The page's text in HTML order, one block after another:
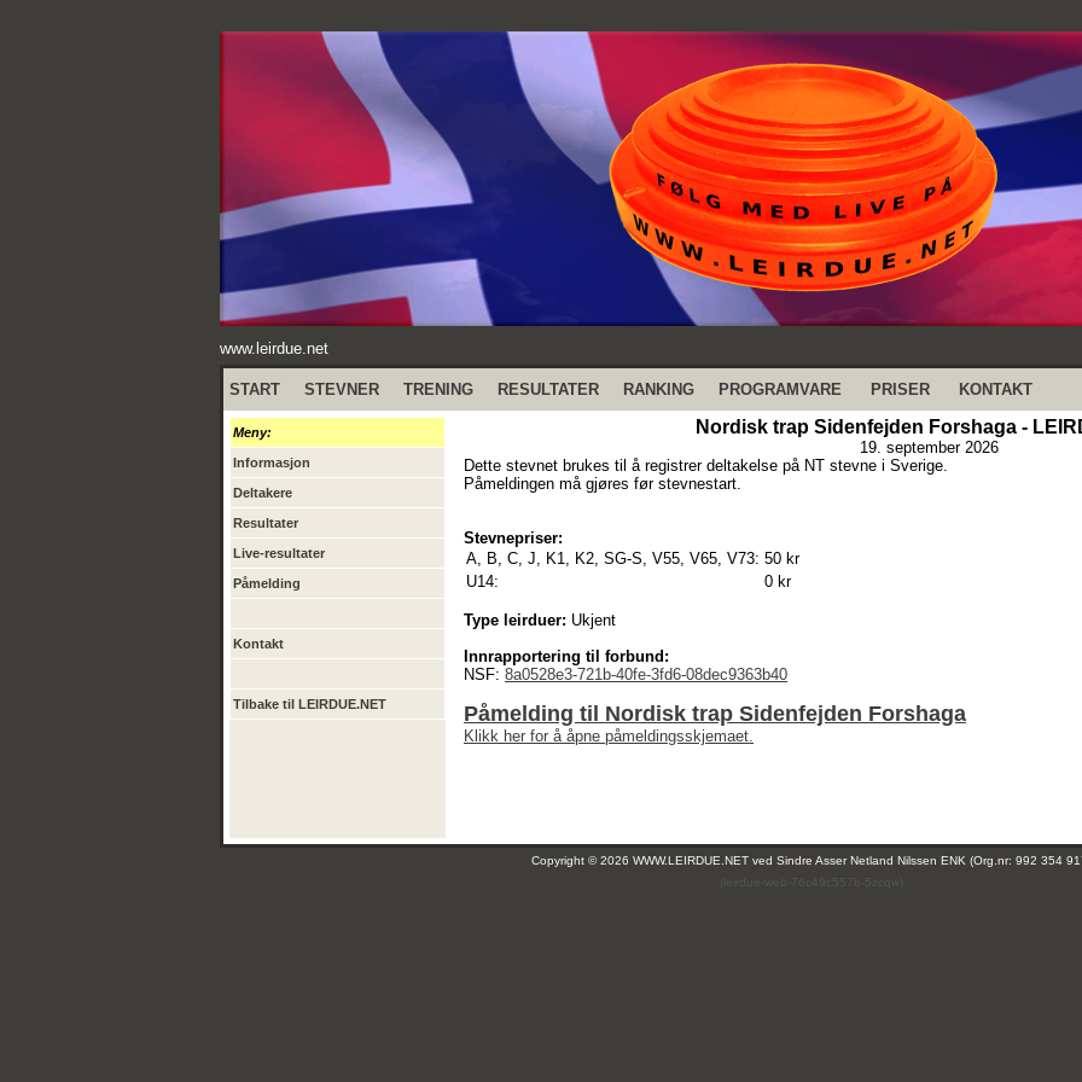
www.leirdue.net
START STEVNER TRENING RESULTATER RANKING PROGRAMVARE PRISER KONTAKT
Meny:
Informasjon
Deltakere
Resultater
Live-resultater
Påmelding
Kontakt
Tilbake til LEIRDUE.NET
Nordisk trap Sidenfejden Forshaga -
19. september 2026
Dette stevnet brukes til å registrer deltakelse på NT stevne i Sverige.
Påmeldingen må gjøres før stevnestart.
Stevnepriser:
A, B, C, J, K1, K2, SG-S, V55, V65, V73: 50 kr
U14:
0 kr
Type leirduer: Ukjent
Innrapportering til forbund:
NSF: 8a0528e3-721b-40fe-3fd6-08dec9363b40
Påmelding til Nordisk trap Sidenfejden Forshaga
Klikk her for å åpne påmeldingsskjemaet.
Copyright © 2026 WWW.LEIRDUE.NET ved Sindre Asser Netland Nilssen ENK (Org.nr: 992 354
(leirdue-web-76c49c557b-5zcqw)